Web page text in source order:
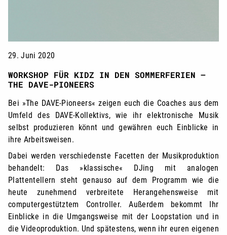
29. Juni 2020
WORKSHOP FÜR KIDZ IN DEN SOMMERFERIEN –
THE DAVE-PIONEERS
Bei »The DAVE-Pioneers« zeigen euch die Coaches aus dem
Umfeld des DAVE-Kollektivs, wie ihr elektronische Musik
selbst produzieren könnt und gewähren euch Einblicke in
ihre Arbeitsweisen.
Dabei werden verschiedenste Facetten der Musikproduktion
behandelt: Das »klassische« DJing mit analogen
Plattentellern steht genauso auf dem Programm wie die
heute zunehmend verbreitete Herangehensweise mit
computergestütztem Controller. Außerdem bekommt Ihr
Einblicke in die Umgangsweise mit der Loopstation und in
die Videoproduktion. Und spätestens, wenn ihr euren eigenen